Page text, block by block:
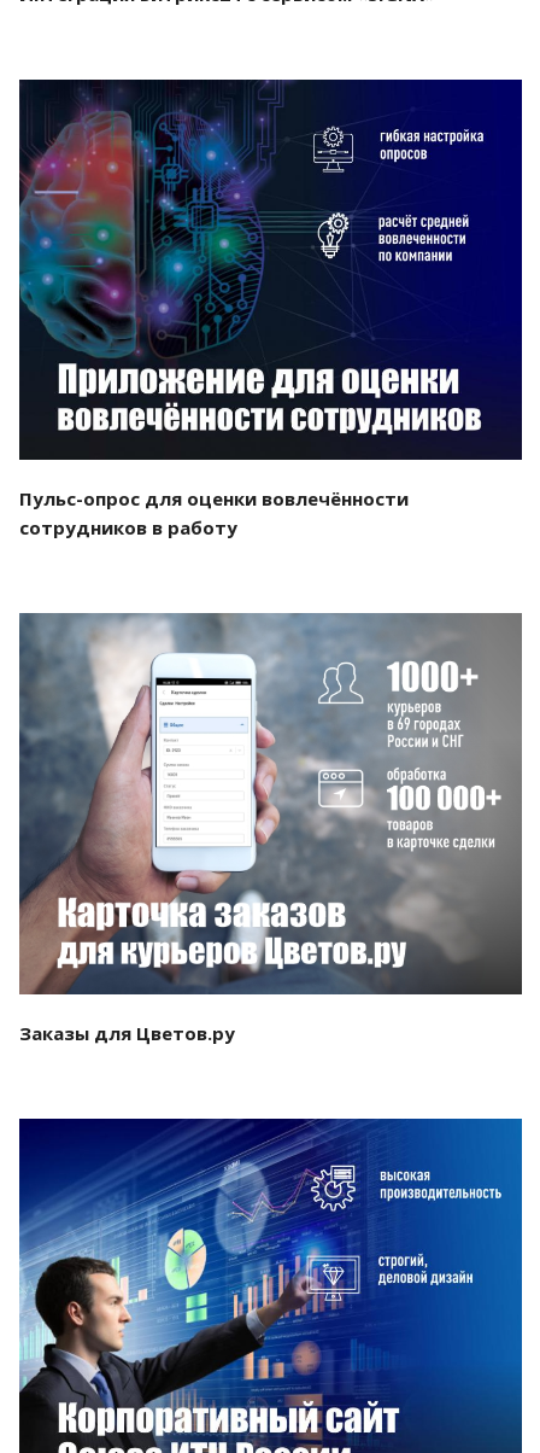
Смотреть проект
Пульс-опрос для оценки вовлечённости
сотрудников в работу
Смотреть проект
Заказы для Цветов.ру
Смотреть проект